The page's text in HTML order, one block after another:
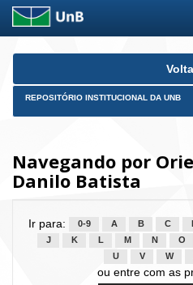
Skip
REPOSITÓRIO INSTITUCIONAL DA UNB
Navegando por
Danilo Batista
Ir para: 0-9 A B C
J
K L M N O
U
V W
ou entre com as